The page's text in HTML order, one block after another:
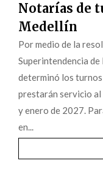
Notarías de
Medellín
Por medio de la
Superintendencia
determinó los
prestarán servicio
y enero de 2027.
en...